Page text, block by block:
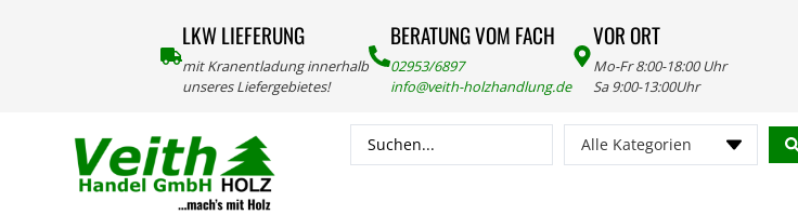
LKW LIEFERUNG
mit Kranentladung innerhalb
unseres Liefergebietes!
BERATUNG VOM FACH
02953/6897
info@veith-holzhandlung.de
VOR ORT
Mo-Fr 8:00-18:00 Uhr
Sa 9:00-13:00Uhr
Alle Kategorien